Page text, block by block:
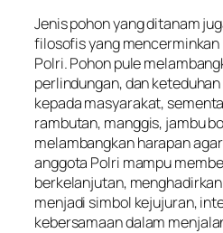
Jenis pohon yang ditanam
filosofis yang
Polri. Pohon pule
perlindungan, dan
kepada masyarakat,
rambutan, manggis, jambu
melambangkan harapan
anggota Polri mampu
berkelanjutan,
menjadi simbol kejujuran,
kebersamaan dalam